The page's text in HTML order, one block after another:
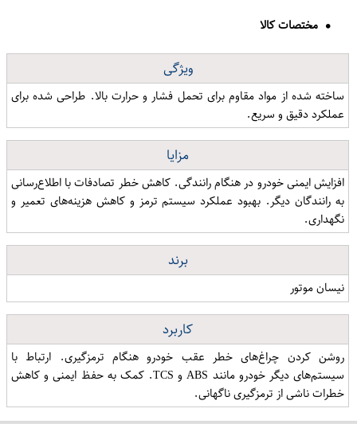
مختصات کالا
ویژگی
ساخته شده از مواد مقاوم برای تحمل فشار و حرارت بالا. طراحی شده برای
عملکرد دقیق و سریع.
مزایا
افزایش ایمنی خودرو در هنگام رانندگی. کاهش خطر تصادفات با اطلاع‌رسانی
به رانندگان دیگر. بهبود عملکرد سیستم ترمز و کاهش هزینه‌های تعمیر و
نگهداری.
برند
نیسان موتور
کاربرد
روشن کردن چراغ‌های خطر عقب خودرو هنگام ترمزگیری. ارتباط با
سیستم‌های دیگر خودرو مانند ABS و TCS. کمک به حفظ ایمنی و کاهش
خطرات ناشی از ترمزگیری ناگهانی.